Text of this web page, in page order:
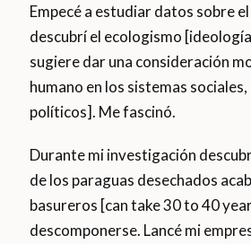
Empecé a estudiar datos sobre
descubrí el ecologismo
sugiere dar una consideración
humano en los sistemas
políticos]. Me fascinó.
Durante mi investigación
de los paraguas desechados
basureros [can take 30 to 40
descomponerse. Lancé mi